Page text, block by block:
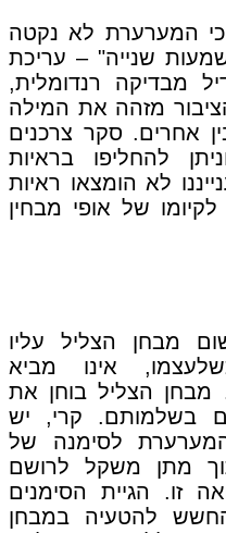
המערערת לא נקטה
שנייה" – עריכת
מבדיקה רנדומלית,
מזהה את המילה
אחרים. סקר צרכנים
להחליפו בראיות
לא הומצאו ראיות
של אופי מבחין
מבחן הצליל עליו
אינו מביא
מבחן הצליל בוחן את
בשלמותם. קרי, יש
לסימנה של
מתן משקל לרושם
זו. הגיית הסימנים
להטעיה במבחן